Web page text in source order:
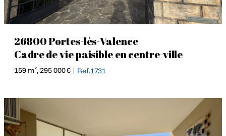
26800 Portes-lès-Valence
Cadre de vie paisible en centre-ville
159 m², 295 000 € | Ref.1731